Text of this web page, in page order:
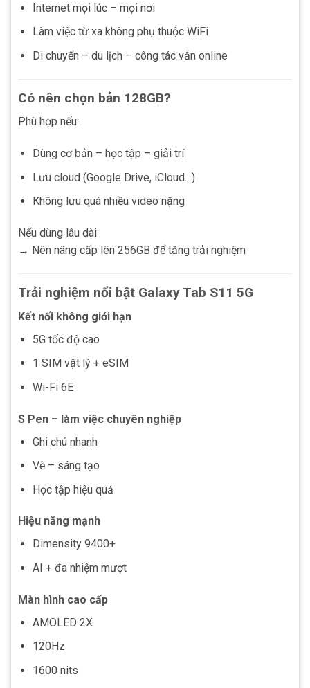
Internet mọi lúc – mọi nơi
Làm việc từ xa không phụ thuộc WiFi
Di chuyển – du lịch – công tác vẫn online
Có nên chọn bản 128GB?
Phù hợp nếu:
Dùng cơ bản – học tập – giải trí
Lưu cloud (Google Drive, iCloud…)
Không lưu quá nhiều video nặng
Nếu dùng lâu dài:
→ Nên nâng cấp lên 256GB để tăng trải nghiệm
Trải nghiệm nổi bật Galaxy Tab S11 5G
Kết nối không giới hạn
5G tốc độ cao
1 SIM vật lý + eSIM
Wi-Fi 6E
S Pen – làm việc chuyên nghiệp
Ghi chú nhanh
Vẽ – sáng tạo
Học tập hiệu quả
Hiệu năng mạnh
Dimensity 9400+
AI + đa nhiệm mượt
Màn hình cao cấp
AMOLED 2X
120Hz
1600 nits